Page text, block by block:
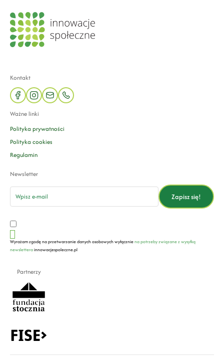
Kontakt
facebookinstagram
mail phone
Ważne linki
Polityka prywatności
Polityka cookies
Regulamin
Newsletter
email
Zapisz się!
Wyrażam zgodę na przetwarzanie danych osobowych wyłączniena potrzeby związane z wysyłką
newsletterainnowacjespoleczne.pl
Partnerzy